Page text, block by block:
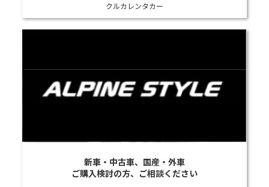
クルカレンタカー
新車・中古車、国産・外車
ご購入検討の方、ご相談ください